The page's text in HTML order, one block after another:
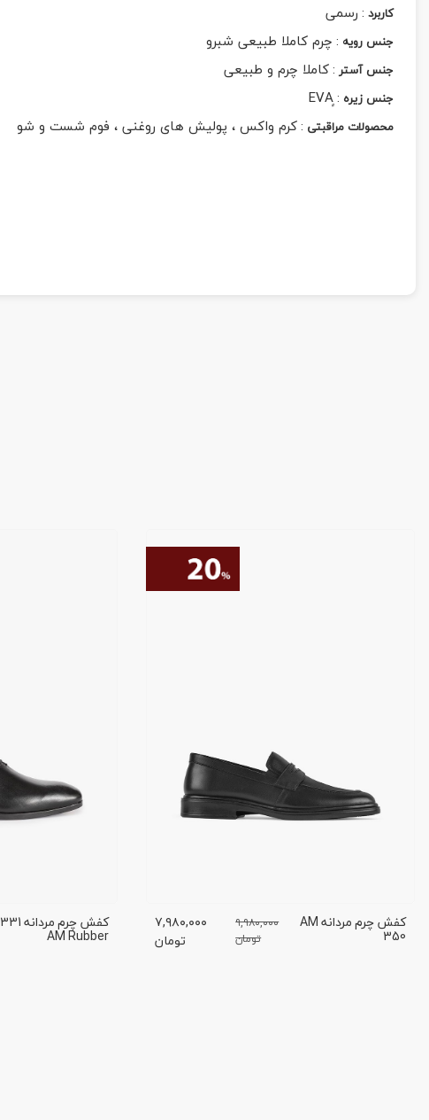
کاربرد :رسمی
جنس رویه :چرم کاملا طبیعی شبرو
جنس آستر :کاملا چرم و طبیعی
جنس زیره :
محصولات مراقبتی :کرم واکس ، پولیش های روغنی ، فوم شست و شو
کفش چرم مردانه AM
350
۹,۹۸۰,۰۰۰
تومان
۷,۹۸۰,۰۰۰
تومان
کفش چرم مردانه 331
AM Rubber